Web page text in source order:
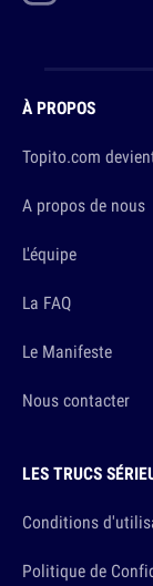
À PROPOS
Topito.com
A propos de nous
L'équipe
La FAQ
Le Manifeste
Nous contacter
LES TRUCS
Conditions
Politique de